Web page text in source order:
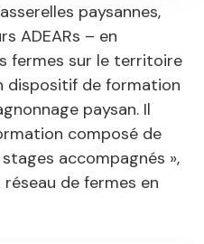
paysannes,
ADEARs – en
fermes sur le territoire
dispositif de formation
paysan. Il
composé de
accompagnés »,
réseau de fermes en